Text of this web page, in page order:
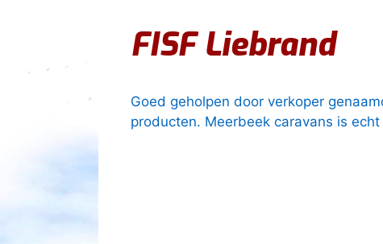
FISF Liebrand
Goed geholpen door verkoper
producten. Meerbeek caravans is